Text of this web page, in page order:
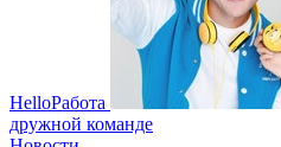
HelloРабота
дружной команде